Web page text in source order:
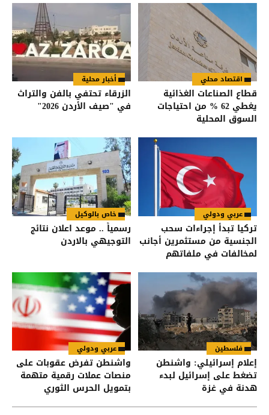
اقتصاد محلي
قطاع الصناعات الغذائية
يغطي 62 % من احتياجات
السوق المحلية
أخبار محلية
الزرقاء تحتفي بالفن والتراث
في "صيف الأردن 2026"
عربي ودولي
تركيا تبدأ إجراءات سحب
الجنسية من مستثمرين أجانب
لمخالفات في ملفاتهم
خاص بالوكيل
رسمياً .. موعد اعلان نتائج
التوجيهي بالاردن
فلسطين
إعلام إسرائيلي: واشنطن
تضغط على إسرائيل لبدء
هدنة في غزة
عربي ودولي
واشنطن تفرض عقوبات على
منصات عملات رقمية متهمة
بتمويل الحرس الثوري